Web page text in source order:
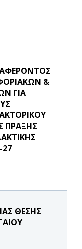
&
ΓΙΑ
ΠΡΑΞΗΣ
27
ΘΕΣΗΣ